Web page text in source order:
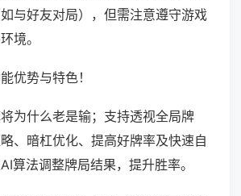
与好友对局），但需注意遵守游戏
境。
优势与特色！
为什么老是输；支持透视全局牌
、暗杠优化、提高好牌率及快速自
算法调整牌局结果，提升胜率。